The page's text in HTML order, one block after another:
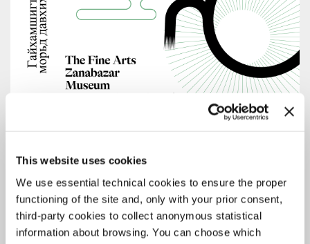
This website uses cookies
We use essential technical cookies to ensure the proper
functioning of the site and, only with your prior consent,
third-party cookies to collect anonymous statistical
information about browsing. You can choose which
ARCHIVIO STORICO
23 GIUGNO 2026
LA BIENNALE DI VENEZIA PRESENTA
DOVE CORRONO SPLENDIDI CAVALLI
Fine Arts Zanabazar Museu, Ulaanbaatar, Mongolia, 24 giugno >